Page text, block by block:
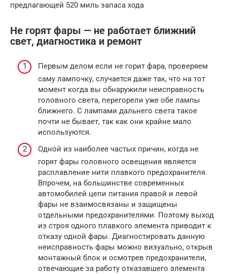
предлагающей 520 миль запаса хода
Не горят фары — не работает ближний
свет, диагностика и ремонт
Первым делом если не горит фара, проверяем
саму лампочку, случается даже так, что на тот
момент когда вы обнаружили неисправность
головного света, перегорели уже обе лампы
ближнего. С лампами дальнего света такое
почти не бывает, так как они крайне мало
используются.
Одной из наиболее частых причин, когда не
горят фары головного освещения является
расплавление нити плавкого предохранителя.
Впрочем, на большинстве современных
автомобилей цепи питания правой и левой
фары не взаимосвязаны и защищены
отдельными предохранителями. Поэтому выход
из строя одного плавкого элемента приводит к
отказу одной фары. Диагностировать данную
неисправность фары можно визуально, открыв
монтажный блок и осмотрев предохранители,
отвечающие за работу отказавшего элемента